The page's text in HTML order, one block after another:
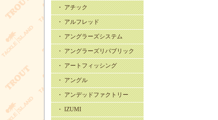
・ アチック
・ アルフレッド
・ アングラーズシステム
・ アングラーズリパブリック
・ アートフィッシング
・ アングル
・ アンデッドファクトリー
・ IZUMI